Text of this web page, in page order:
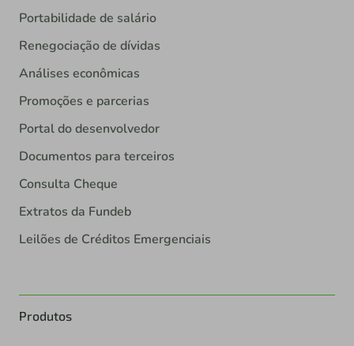
Portabilidade de salário
Renegociação de dívidas
Análises econômicas
Promoções e parcerias
Portal do desenvolvedor
Documentos para terceiros
Consulta Cheque
Extratos da Fundeb
Leilões de Créditos Emergenciais
Produtos